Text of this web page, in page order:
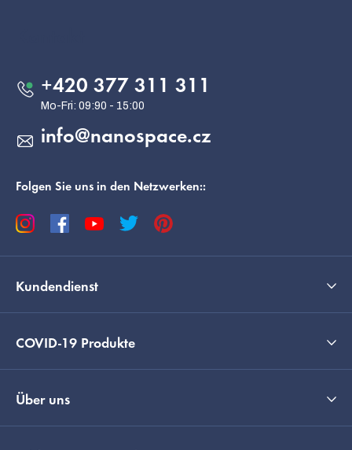
info@nanospace.cz
+420 377 311 311
Folgen Sie uns in den Netzwerken::
Kundendienst
COVID-19 Produkte
Über uns